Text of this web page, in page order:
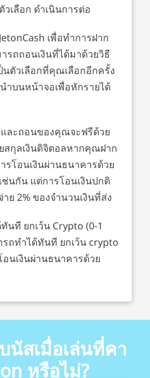
เลือก ดำเนินการต่อ
เพื่อทำการฝาก
รถถอนเงินที่ได้มาด้วยวิธี
นตัวเลือกที่คุณเลือกอีกครั้ง
บนหน้าจอเพื่อหักรายได้
ละถอนของคุณจะฟรีด้วย
สกุลเงินดิจิตอลหากคุณฝาก
โอนเงินผ่านธนาคารด้วย
ช่นกัน แต่การโอนเงินปกติ
ย 2% ของจำนวนเงินที่ส่ง
นที ยกเว้น Crypto (0-1
ถทำได้ทันที ยกเว้น crypto
นเงินผ่านธนาคารด้วย
นัสเมื่อเล่นที่คา
หรือไม่?